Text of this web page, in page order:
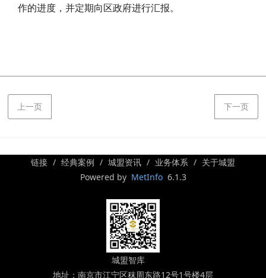
作的进度，并定期向区政府进行汇报。
上一页 下一页
链接 经典案例 城盟资讯 业务体系
关于城盟
Powered by MetInfo6.1.3
城盟智库
地址：南京市江宁区秣周东路12号1号楼4层